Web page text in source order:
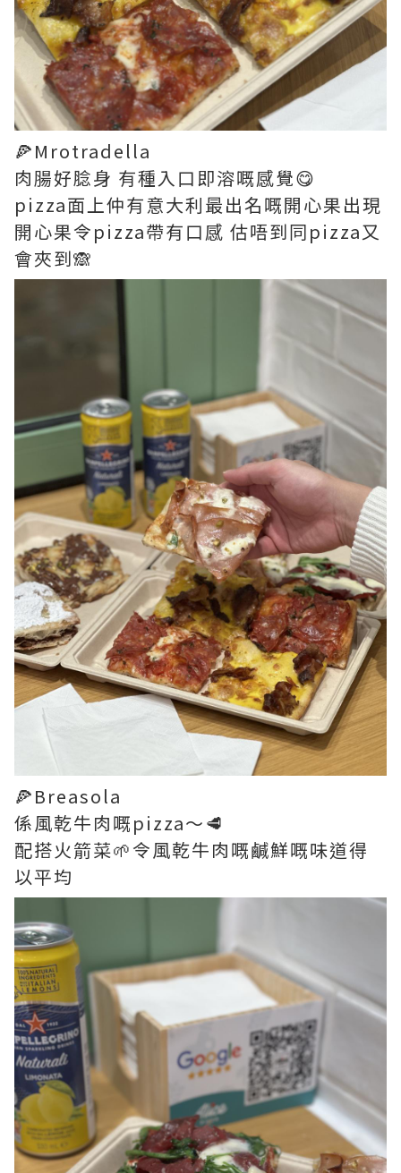
🍕Mrotradella
肉腸好腍身 有種入口即溶嘅感覺😋
pizza面上仲有意大利最出名嘅開心果出現
開心果令pizza帶有口感 估唔到同pizza又
會夾到🙈
🍕Breasola
係風乾牛肉嘅pizza～🥩
配搭火箭菜🌱令風乾牛肉嘅鹹鮮嘅味道得
以平均